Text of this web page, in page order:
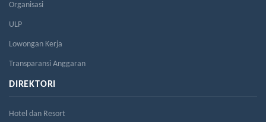
Organisasi
ULP
Lowongan Kerja
Transparansi Anggaran
DIREKTORI
Hotel dan Resort